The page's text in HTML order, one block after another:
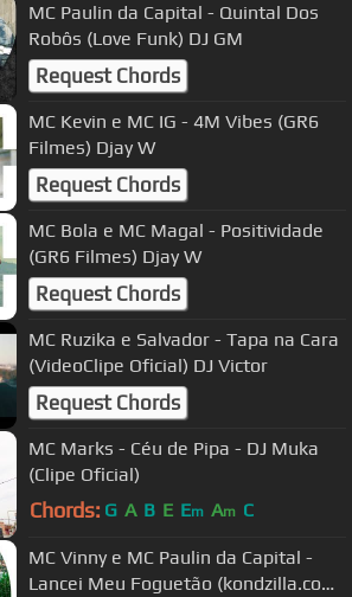
MC Paulin da Capital - Quintal Dos
Robôs (Love Funk) DJ GM
Request Chords
MC Kevin e MC IG - 4M Vibes (GR6
Filmes) Djay W
Request Chords
MC Bola e MC Magal - Positividade
(GR6 Filmes) Djay W
Request Chords
MC Ruzika e Salvador - Tapa na Cara
(VideoClipe Oficial) DJ Victor
Request Chords
MC Marks - Céu de Pipa - DJ Muka
(Clipe Oficial)
Chords: G A B E Em Am C
MC Vinny e MC Paulin da Capital -
Lancei Meu Foguetão (kondzilla.com)